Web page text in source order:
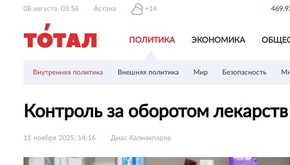
08 августа, 03:56 Астана +14
ПОЛИТИКА ЭКОНОМИКА
Внутренняя политика Внешняя политика Мир Безопасность
Контроль за оборотом
11 ноября 2025, 14:16 Диас Калиакпаров